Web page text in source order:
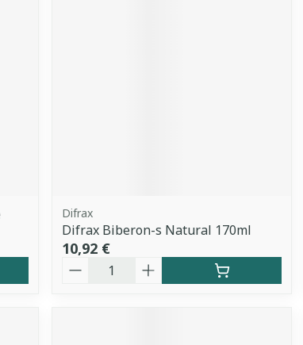
Difrax
Difrax Biberon-s Natural 170ml
10,92 €
Quantité